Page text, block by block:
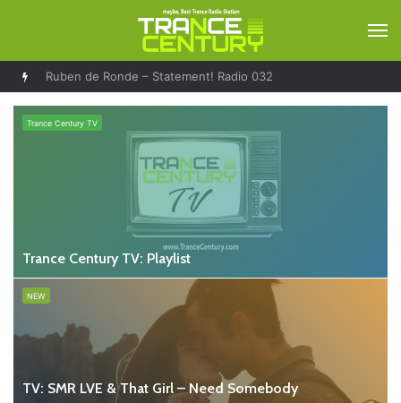
Solarstone – Pure Trance Radio 489
Trance Century TV
Trance Century TV: Playlist
NEW
TV: SMR LVE & That Girl – Need Somebody